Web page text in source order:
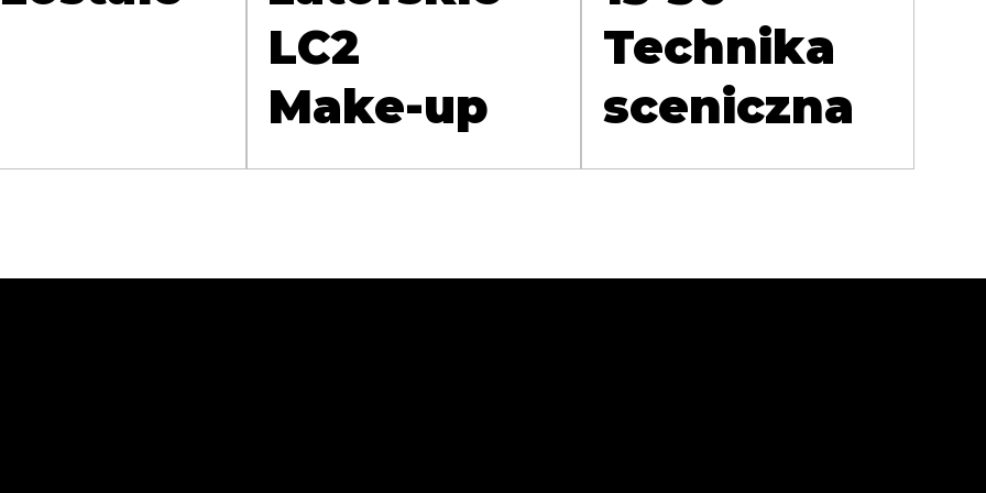
LC2
Make-up
Technika
sceniczna